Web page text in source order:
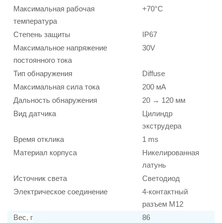
Максимальная рабочая
температура
+70°C
Степень защиты
IP67
Максимальное напряжение
постоянного тока
30V
Тип обнаружения
Diffuse
Максимальная сила тока
200 мА
Дальность обнаружения
20 → 120 мм
Вид датчика
Цилиндр
экструдера
Время отклика
1 ms
Материал корпуса
Никелированная
латунь
Источник света
Светодиод
Электрическое соединение
4-контактный
разъем M12
Вес, г
86